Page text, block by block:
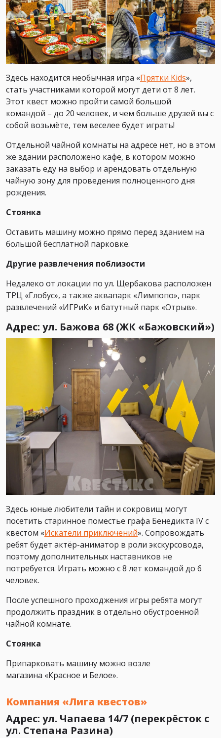
Здесь находится необычная игра «Прятки Kids»,
стать участниками которой могут дети от 8 лет.
Этот квест можно пройти самой большой
командой – до 20 человек, и чем больше друзей вы с
собой возьмёте, тем веселее будет играть!
Отдельной чайной комнаты на адресе нет, но в этом
же здании расположено кафе, в котором можно
заказать еду на выбор и арендовать отдельную
чайную зону для проведения полноценного дня
рождения.
Стоянка
Оставить машину можно прямо перед зданием на
большой бесплатной парковке.
Другие развлечения поблизости
Недалеко от локации по ул. Щербакова расположен
ТРЦ «Глобус», а также аквапарк «Лимпопо», парк
развлечений «ИГРиК» и батутный парк «Отрыв».
Адрес: ул. Бажова 68 (ЖК «Бажовский»)
Здесь юные любители тайн и сокровищ могут
посетить старинное поместье графа Бенедикта IV с
квестом «Искатели приключений». Сопровождать
ребят будет актёр-аниматор в роли экскурсовода,
поэтому дополнительных наставников не
потребуется. Играть можно с 8 лет командой до 6
человек.
После успешного проходжения игры ребята могут
продолжить праздник в отдельно обустроенной
чайной комнате.
Стоянка
Припарковать машину можно возле
магазина «Красное и Белое».
Компания «Лига квестов»
Адрес: ул. Чапаева 14/7 (перекрёсток с
ул. Степана Разина)